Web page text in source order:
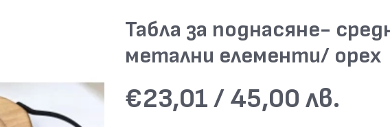
Табла за поднасяне-
метални елементи/ орех
€23,01 / 45,00 лв.